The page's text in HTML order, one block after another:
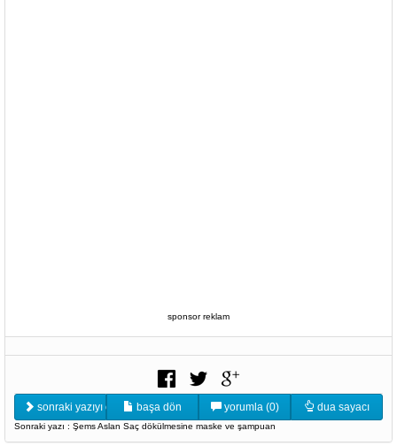
sponsor reklam
sonraki yazıyı oku başa dön yorumla (0) dua sayacı
Sonraki yazı : Şems Aslan Saç dökülmesine maske ve şampuan